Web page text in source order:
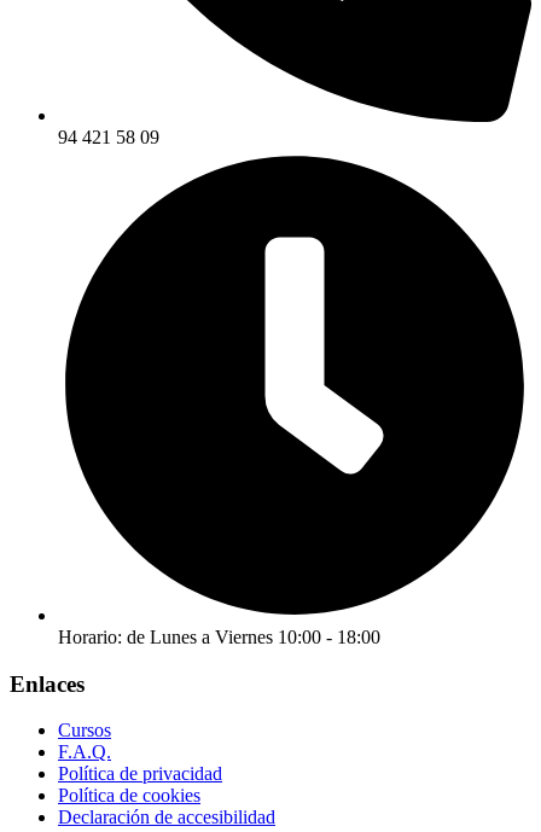
94 421 58 09
Horario: de Lunes a Viernes 10:00 - 18:00
Enlaces
Cursos
F.A.Q.
Política de privacidad
Política de cookies
Declaración de accesibilidad